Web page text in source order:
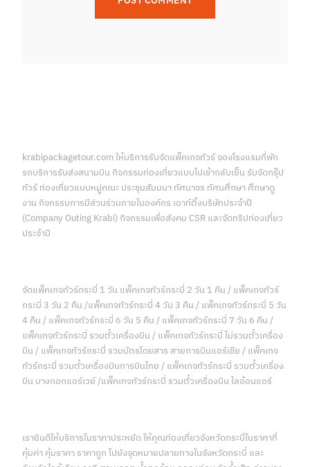
krabipackagetour.com ให้บริการรับจัดแพ็คเกจทัวร์ จองโรงแรมที่พัก
รถบริการรับส่งสนามบิน กิจกรรมท่องเที่ยวแบบไปเช้ากลับเย็น รับจัดกรุ๊ป
ทัวร์ ท่องเที่ยวแบบหมู่คณะ ประชุมสัมมนา ทัศนาจร ทัศนศึกษา ศึกษาดู
งาน กิจกรรมการมีส่วนร่วมภายในองค์กร เอาท์ติ้งบริษัทประจำปี
(Company Outing Krabi) กิจกรรมเพื่อสังคม CSR และจัดทริปท่องเที่ยว
ประจำปี
จัดแพ็คเกจทัวร์กระบี่ 1 วัน แพ็คเกจทัวร์กระบี่ 2 วัน 1 คืน / แพ็คเกจทัวร์
กระบี่ 3 วัน 2 คืน /แพ็คเกจทัวร์กระบี่ 4 วัน 3 คืน / แพ็คเกจทัวร์กระบี่ 5 วัน
4 คืน / แพ็คเกจทัวร์กระบี่ 6 วัน 5 คืน / แพ็คเกจทัวร์กระบี่ 7 วัน 6 คืน /
แพ็คเกจทัวร์กระบี่ รวมตั๋วเครื่องบิน / แพ็คเกจทัวร์กระบี่ ไม่รวมตั๋วเครื่อง
บิน / แพ็คเกจทัวร์กระบี่ รวมบัตรโดยสาร สายการบินแอร์เชีย / แพ็คเกจ
ทัวร์กระบี่ รวมตั๋วเครื่องบินการบินไทย / แพ็คเกจทัวร์กระบี่ รวมตั๋วเครื่อง
บิน บางกอกแอร์เวย์ /แพ็คเกจทัวร์กระบี่ รวมตั๋วเครื่องบิน ไลอ้อนแอร์
เรายินดีให้บริการในราคาประหยัด ให้คุณท่องเที่ยวจังหวัดกระบี่ในราคาที่
คุ้มค่า คุ้มราคา ราคาถูก ไปยังจุดหมายปลายทางในจังหวัดกระบี่ และ